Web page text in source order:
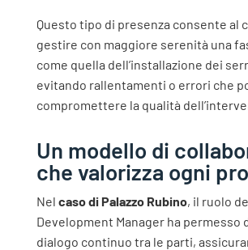
Questo tipo di presenza consente al
gestire con maggiore serenità una
come quella dell’installazione dei
evitando rallentamenti o errori che
compromettere la qualità
Un modello di
che valorizza ogni
Nel caso di Palazzo Rubino, il ruolo
Development Manager ha permesso
dialogo continuo tra le parti,